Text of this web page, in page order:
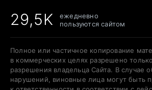
29,5K
ежедневно
пользуются сайтом
Полное или частичное копирование
в коммерческих целях разрешено
разрешения владельца Сайта. В случае
нарушений, виновные лица могут быть